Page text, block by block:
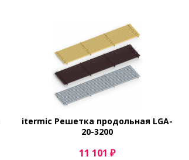
itermic Решетка продольная LGA-
20-3200
11 101 ₽